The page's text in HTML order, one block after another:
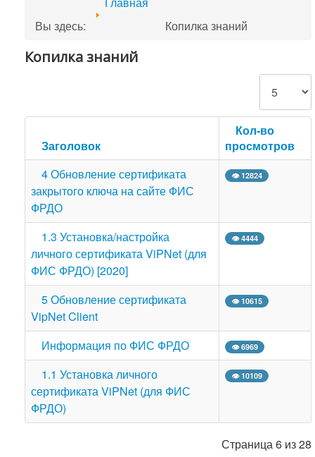
Вы здесь:
Копилка знаний
Копилка знаний
Кол-во
Заголовок
Кол-во
просмотров
4 Обновление сертификата
закрытого ключа на сайте ФИС
ФРДО
👁 12824
1.3 Установка/настройка
личного сертификата ViPNet (для
ФИС ФРДО) [2020]
👁 4444
5 Обновление сертификата
VipNet Client
👁 10615
Информация по ФИС ФРДО 👁 6969
1.1 Установка личного
сертификата ViPNet (для ФИС
ФРДО)
👁 10109
Страница 6 из 28